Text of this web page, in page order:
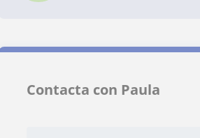
Contacta con Paula